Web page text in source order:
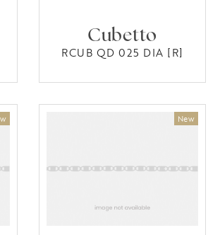
Cubetto
RCUB QD 025 DIA [R]